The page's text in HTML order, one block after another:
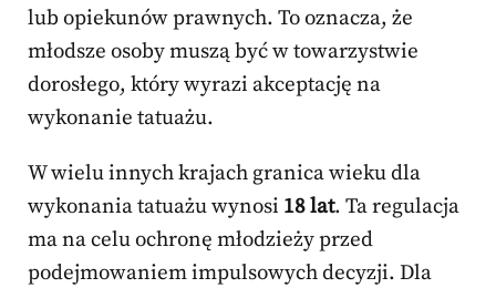
lub opiekunów prawnych. To oznacza, że
młodsze osoby muszą być w towarzystwie
dorosłego, który wyrazi akceptację na
wykonanie tatuażu.
W wielu innych krajach granica wieku dla
wykonania tatuażu wynosi 18 lat. Ta regulacja
ma na celu ochronę młodzieży przed
podejmowaniem impulsowych decyzji. Dla